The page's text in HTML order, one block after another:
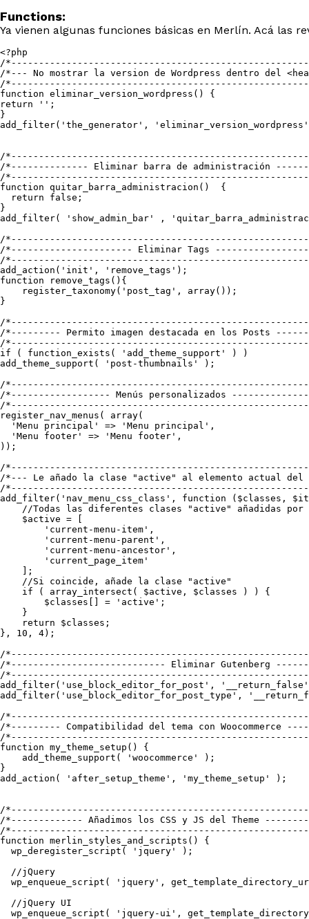
Functions:
Ya vienen algunas funciones básicas en Merlín. Acá las
<?php
/
/*--- No mostrar la version de Wordpress dentro del
/
function eliminar_version_wordpress() {
return '';
}
add_filter('the_generator',
/
/*-------------- Eliminar barra de administración
/
function quitar_barra_administracion()  {
  return false;
}
add_filter( 'show_admin_bar' ,
/
/*---------------------- Eliminar Tags
/
add_action('init', 'remove_tags');
function remove_tags(){
    register_taxonomy('post_tag', array());
}
/
/*--------- Permito imagen destacada en los Posts
/
if ( function_exists( 'add_theme_support' ) )
add_theme_support( 'post-thumbnails' );
/
/*------------------ Menús personalizados
/
register_nav_menus( array(
  'Menu principal' => 'Menu principal',
  'Menu footer' => 'Menu footer',
));
/
/*--- Le añado la clase "active" al elemento actual del
/
add_filter('nav_menu_css_class', function ($classes,
//Todas las diferentes clases "active" añadidas por
    $active = [
        'current-menu-item',
        'current-menu-parent',
        'current-menu-ancestor',
        'current_page_item'
    ];
    //Si coincide, añade la clase "active"
    if ( array_intersect( $active, $classes ) ) {
        $classes[] = 'active';
    }
    return $classes;
}, 10, 4);
/
/*---------------------------- Eliminar Gutenberg
/
add_filter('use_block_editor_for_post',
add_filter('use_block_editor_for_post_type',
/
/*--------- Compatibilidad del tema con Woocommerce
/
function my_theme_setup() {
    add_theme_support( 'woocommerce' );
}
add_action( 'after_setup_theme', 'my_theme_setup' );
/
/*------------- Añadimos los CSS y JS del Theme
/
function merlin_styles_and_scripts() {
  wp_deregister_script( 'jquery' );
  //jQuery
wp_enqueue_script( 'jquery',
  //jQuery UI
wp_enqueue_script( 'jquery-ui',